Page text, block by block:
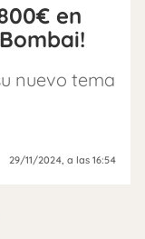
en
nuevo tema
29/11/2024 , a las 16:54